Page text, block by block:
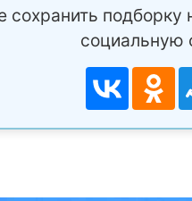
подборку
социальную